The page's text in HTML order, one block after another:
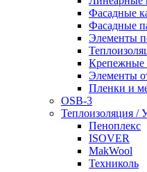
Фасадные
Фасадные
Элементы
Крепежные
Элементы
Пленки и
OSB-3
Теплоизоляция /
Пеноплекс
ISOVER
MakWool
Техниколь